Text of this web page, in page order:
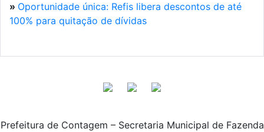
» Oportunidade única: Refis libera descontos de até
100% para quitação de dívidas
Prefeitura de Contagem – Secretaria Municipal de Fazenda